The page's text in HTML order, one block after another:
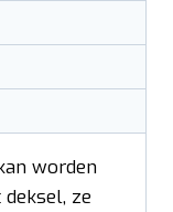
worden
ze